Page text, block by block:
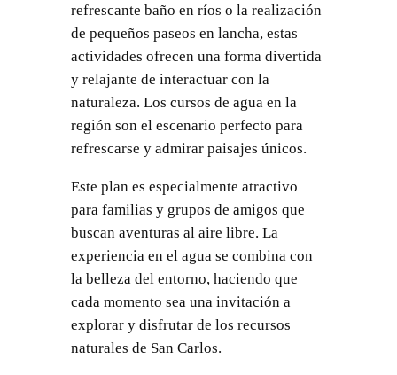
refrescante baño en ríos o la realización
de pequeños paseos en lancha, estas
actividades ofrecen una forma divertida
y relajante de interactuar con la
naturaleza. Los cursos de agua en la
región son el escenario perfecto para
refrescarse y admirar paisajes únicos.
Este plan es especialmente atractivo
para familias y grupos de amigos que
buscan aventuras al aire libre. La
experiencia en el agua se combina con
la belleza del entorno, haciendo que
cada momento sea una invitación a
explorar y disfrutar de los recursos
naturales de San Carlos.